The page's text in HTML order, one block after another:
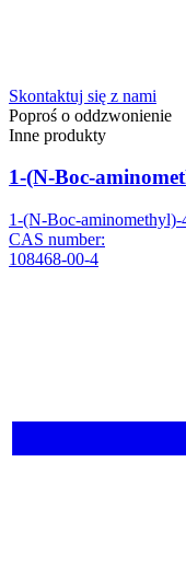
Skontaktuj się z nami
Poproś o oddzwonienie
Inne produkty
1-(N-Boc-
1-(N-Boc-aminomethyl)-
CAS number:
108468-00-4